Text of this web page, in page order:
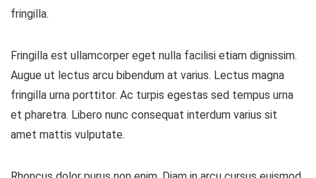
fringilla.
Fringilla est ullamcorper eget nulla facilisi etiam dignissim.
Augue ut lectus arcu bibendum at varius. Lectus magna
fringilla urna porttitor. Ac turpis egestas sed tempus urna
et pharetra. Libero nunc consequat interdum varius sit
amet mattis vulputate.